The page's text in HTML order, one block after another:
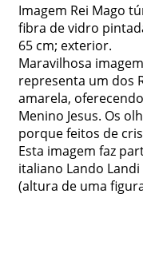
Imagem Rei Mago
fibra de vidro
65 cm; exterior.
Maravilhosa
representa um dos
amarela,
Menino Jesus. Os
porque feitos de
Esta imagem faz
italiano Lando
(altura de uma